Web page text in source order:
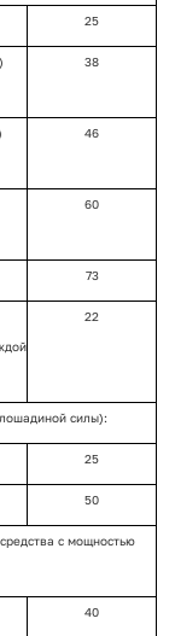
25
38
46
60
73
22
силы):
25
50
с мощностью
40